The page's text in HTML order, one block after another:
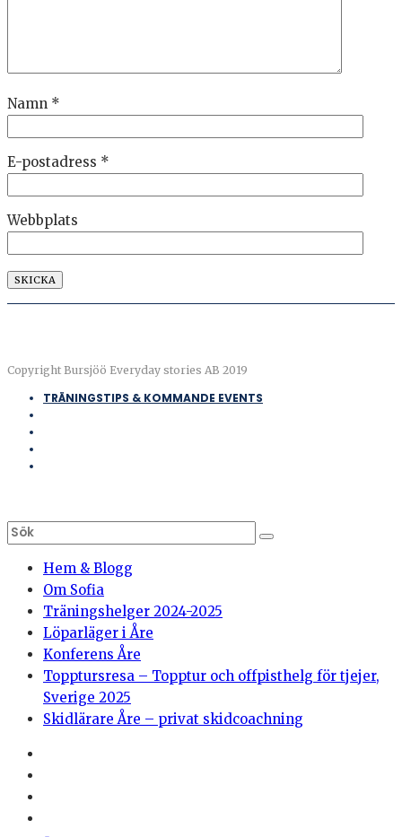
Namn *
E-postadress *
Webbplats
Copyright Bursjöö Everyday stories AB 2019
TRÄNINGSTIPS & KOMMANDE EVENTS
Hem & Blogg
Om Sofia
Träningshelger 2024-2025
Löparläger i Åre
Konferens Åre
Topptursresa – Topptur och offpisthelg för tjejer,
Sverige 2025
Skidlärare Åre – privat skidcoachning